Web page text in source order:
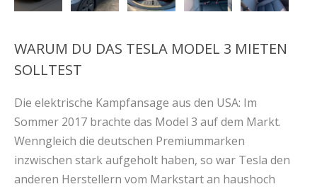
WARUM DU DAS TESLA MODEL 3 MIETEN
SOLLTEST
Die elektrische Kampfansage aus den USA: Im
Sommer 2017 brachte das Model 3 auf dem Markt.
Wenngleich die deutschen Premiummarken
inzwischen stark aufgeholt haben, so war Tesla den
anderen Herstellern vom Markstart an haushoch